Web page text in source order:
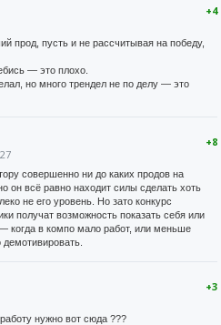
+4
прод, пусть и не рассчитывая на победу,
— это плохо.
но много трендел не по делу — это
+8
совершенно ни до каких продов на
он всё равно находит силы сделать хоть
не его уровень. Но зато конкурс
получат возможность показать себя или
когда в компо мало работ, или меньше
+3
нужно вот сюда ???